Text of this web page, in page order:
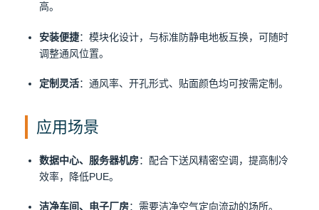
高。
安装便捷：模块化设计，与标准防静电地板互换，可随时
调整通风位置。
定制灵活：通风率、开孔形式、贴面颜色均可按需定制。
应用场景
数据中心、服务器机房：配合下送风精密空调，提高制冷
效率，降低PUE。
洁净车间、电子厂房：需要洁净空气定向流动的场所。